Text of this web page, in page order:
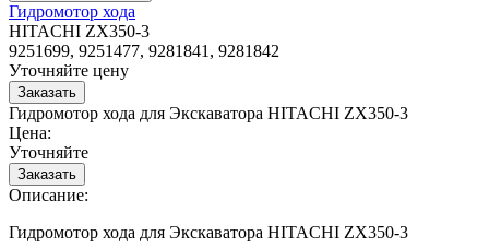
Гидромотор хода
HITACHI ZX350-3
9251699, 9251477, 9281841, 9281842
Уточняйте цену
Гидромотор хода для Экскаватора HITACHI ZX350-3
Цена:
Уточняйте
Описание:
Гидромотор хода для Экскаватора HITACHI ZX350-3